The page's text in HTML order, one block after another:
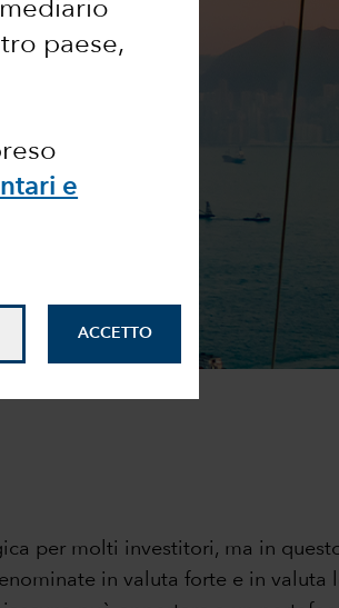
paese,
e
ACCETTO
per molti investitori, ma in
in valuta forte e in valuta